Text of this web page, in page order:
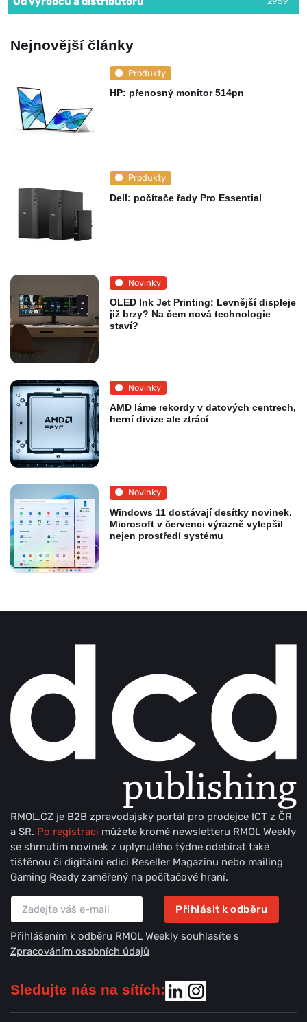
Nejnovější články
Produkty
HP: přenosný monitor 514pn
Produkty
Dell: počítače řady Pro Essential
Novinky
OLED Ink Jet Printing: Levnější displeje
již brzy? Na čem nová technologie
staví?
Novinky
AMD láme rekordy v datových centrech,
herní divize ale ztrácí
Novinky
Windows 11 dostávají desítky novinek.
Microsoft v červenci výrazně vylepšil
nejen prostředí systému
RMOL.CZ je B2B zpravodajský portál pro prodejce ICT z ČR
a SR. Po registraci můžete kromě newsletteru RMOL Weekly
se shrnutím novinek z uplynulého týdne odebírat také
tištěnou či digitální edici Reseller Magazinu nebo mailing
Gaming Ready zaměřený na počítačové hraní.
Přihlásit k odběru
Přihlášením k odběru RMOL Weekly souhlasíte s
Zpracováním osobních údajů
Sledujte nás na sítích: